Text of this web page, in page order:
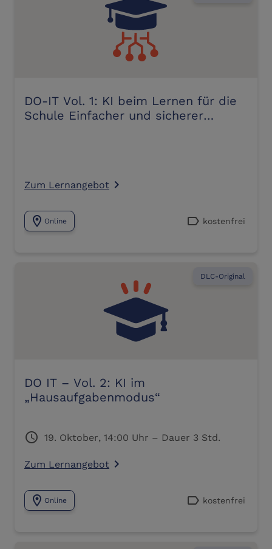
DO-IT Vol. 1: KI beim Lernen für die
Schule Einfacher und sicherer
Zum Lernangebot navigate_next
location_on Online label kostenfrei
DLC-Original
DO IT – Vol. 2: KI im
„Hausaufgabenmodus“
schedule
19. Oktober, 14:00 Uhr – Dauer 3 Std.
Zum Lernangebot navigate_next
location_on Online label kostenfrei